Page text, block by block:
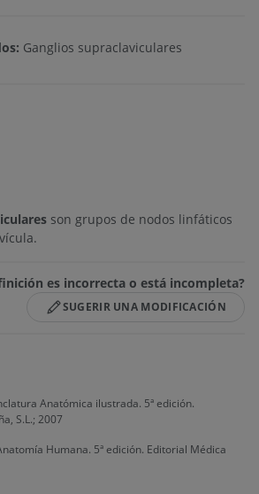
Ganglios supraclaviculares
son grupos de nodos linfáticos
es incorrecta o está incompleta?
SUGERIR UNA MODIFICACIÓN
Anatómica ilustrada. 5ª edición.
S.L.; 2007
Humana. 5ª edición. Editorial Médica